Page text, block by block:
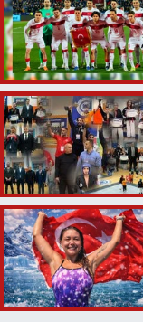
Oryantiring
Özel
Paralimpik
Ragbi
Satranç
Su Topu
Sualtı